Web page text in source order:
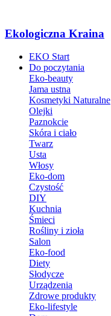
Ekologiczna Kraina
EKO Start
Do poczytania
Eko-beauty
Jama ustna
Kosmetyki Naturalne
Olejki
Paznokcie
Skóra i ciało
Twarz
Usta
Włosy
Eko-dom
Czystość
DIY
Kuchnia
Śmieci
Rośliny i zioła
Salon
Eko-food
Diety
Słodycze
Urządzenia
Zdrowe produkty
Eko-lifestyle